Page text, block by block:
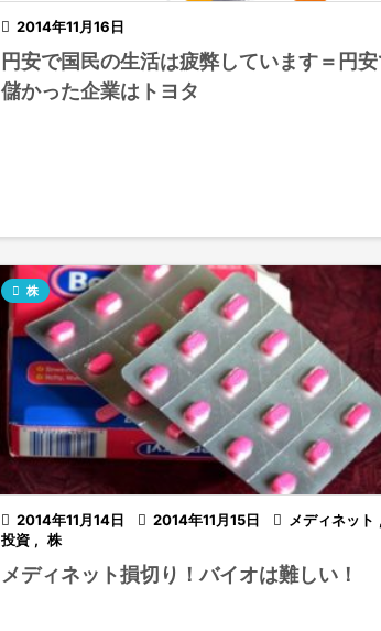
 2014年11月16日
円安で国民の生活は疲弊しています＝円
儲かった企業はトヨタ
 2014年11月14日  2014年11月15日
 株
 メディネット ,
投資 , 株
メディネット損切り！バイオは難しい！